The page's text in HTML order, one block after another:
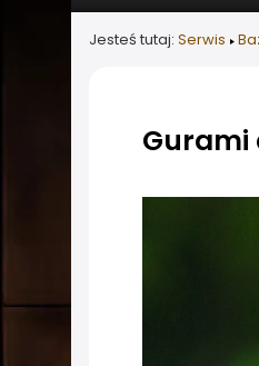
Jesteś tutaj: Serwis